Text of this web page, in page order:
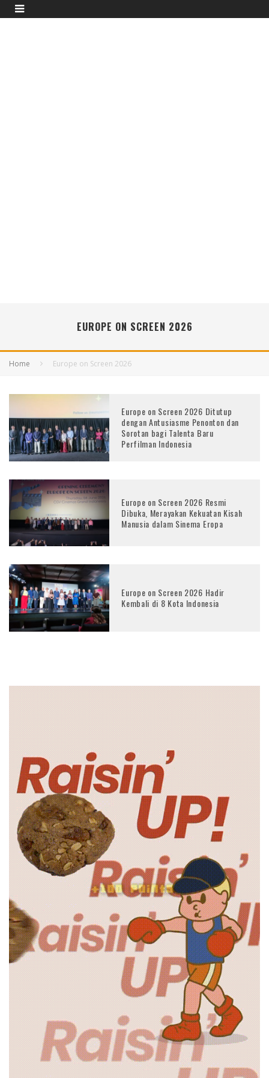
EUROPE ON SCREEN 2026
Home Europe on Screen 2026
Europe on Screen 2026 Ditutup
dengan Antusiasme Penonton dan
Sorotan bagi Talenta Baru
Perfilman Indonesia
Europe on Screen 2026 Resmi
Dibuka, Merayakan Kekuatan Kisah
Manusia dalam Sinema Eropa
Europe on Screen 2026 Hadir
Kembali di 8 Kota Indonesia